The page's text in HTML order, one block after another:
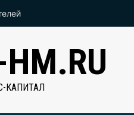
КАПИТАЛ